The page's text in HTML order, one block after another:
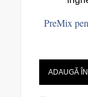
PreMix
ADAUGĂ